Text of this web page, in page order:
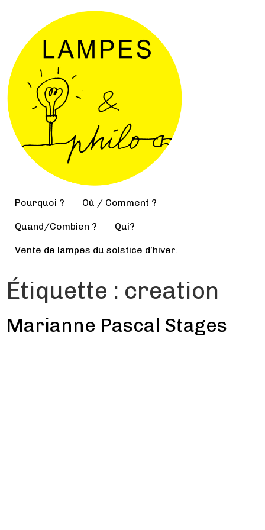
Pourquoi ? Où / Comment ?
Quand/Combien ? Qui?
Vente de lampes du solstice d’hiver.
Étiquette : creation
Marianne Pascal Stages